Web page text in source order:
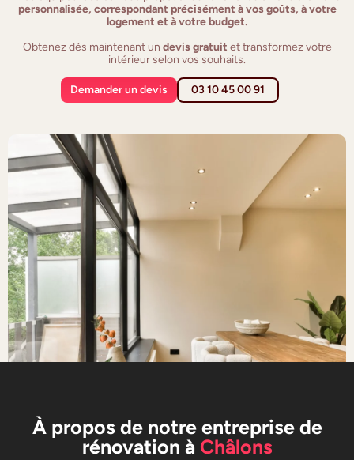
personnalisée, correspondant précisément à vos goûts, à votre
logement et à votre budget.
Obtenez dès maintenant un devis gratuit et transformez votre
intérieur selon vos souhaits.
Demander un devis 03 10 45 00 91
À propos de notre entreprise de
rénovation à Châlons